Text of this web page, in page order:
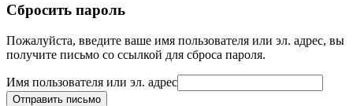
Сбросить пароль
Пожалуйста, введите ваше имя пользователя или эл. адрес, вы
получите письмо со ссылкой для сброса пароля.
Имя пользователя или эл. адрес
Отправить письмо